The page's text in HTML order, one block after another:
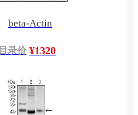
beta-Actin
目录价 ¥1320